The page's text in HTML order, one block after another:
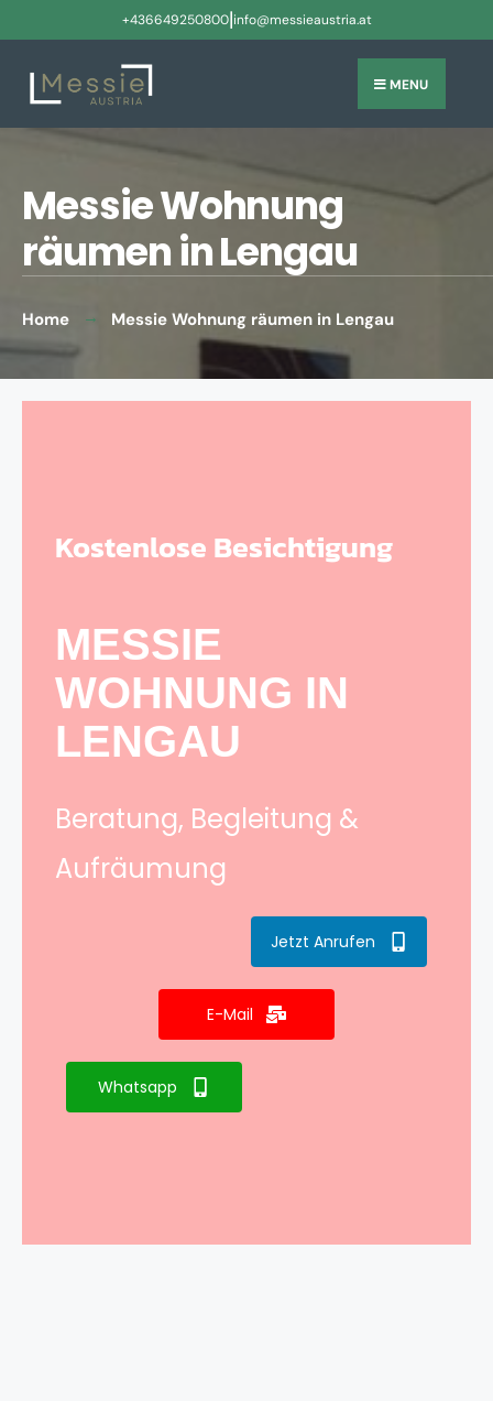
+436649250800|info@messieaustria.at
MENU
Messie Wohnung
räumen in Lengau
Home Messie Wohnung räumen in Lengau
Kostenlose Besichtigung
MESSIE
WOHNUNG IN
LENGAU
Beratung, Begleitung &
Aufräumung
Jetzt Anrufen
E-Mail
Whatsapp